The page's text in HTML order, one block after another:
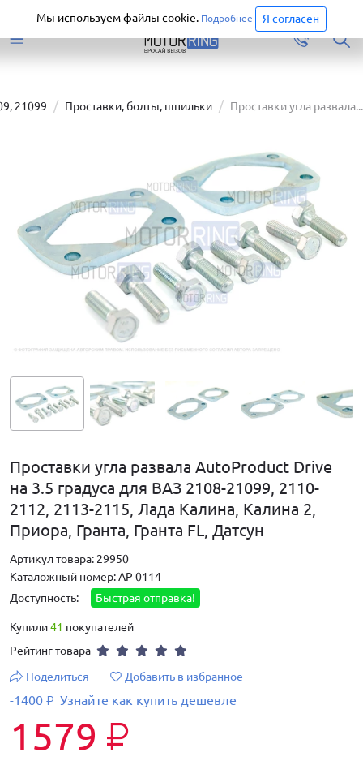
Перейти
21099 Проставки, болты, шпильки Проставки угла развала...
Проставки угла развала AutoProduct Drive
на 3.5 градуса для ВАЗ 2108-21099, 2110-
2112, 2113-2115, Лада Калина, Калина 2,
Приора, Гранта, Гранта FL, Датсун
Артикул товара: 29950
Каталожный номер: AP 0114
Доступность:
Быстрая отправка!
Купили41 покупателей
Рейтинг товара
Поделиться
Добавить в избранное
-1400 ₽ Узнайте как купить дешевле
1579 ₽
Мы используем файлы cookie. Подробнее Я согласен